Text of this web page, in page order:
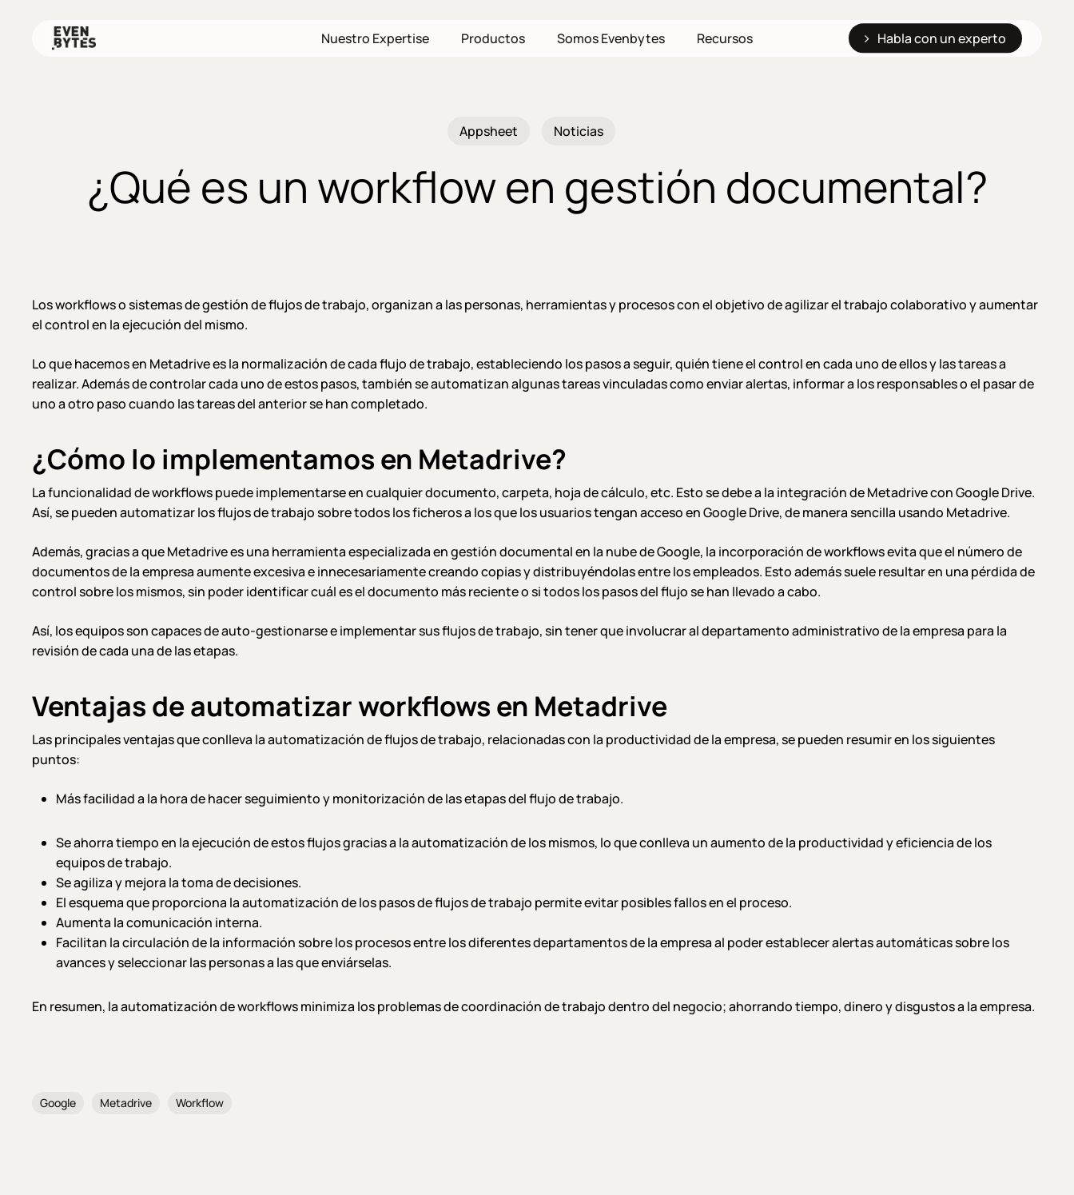
Nuestro Expertise Productos Somos Evenbytes Recursos Habla con un experto
Appsheet Noticias
¿Qué es un workflow en gestión documental?
Los workflows o sistemas de gestión de flujos de trabajo, organizan a las personas, herramientas y procesos con el objetivo de agilizar el trabajo colaborativo y aumentar
el control en la ejecución del mismo.
Lo que hacemos en Metadrive es la normalización de cada flujo de trabajo, estableciendo los pasos a seguir, quién tiene el control en cada uno de ellos y las tareas a
realizar. Además de controlar cada uno de estos pasos, también se automatizan algunas tareas vinculadas como enviar alertas, informar a los responsables o el pasar de
uno a otro paso cuando las tareas del anterior se han completado.
¿Cómo lo implementamos en Metadrive?
La funcionalidad de workflows puede implementarse en cualquier documento, carpeta, hoja de cálculo, etc. Esto se debe a la integración de Metadrive con Google Drive.
Así, se pueden automatizar los flujos de trabajo sobre todos los ficheros a los que los usuarios tengan acceso en Google Drive, de manera sencilla usando Metadrive.
Además, gracias a que Metadrive es una herramienta especializada en gestión documental en la nube de Google, la incorporación de workflows evita que el número de
documentos de la empresa aumente excesiva e innecesariamente creando copias y distribuyéndolas entre los empleados. Esto además suele resultar en una pérdida de
control sobre los mismos, sin poder identificar cuál es el documento más reciente o si todos los pasos del flujo se han llevado a cabo.
Así, los equipos son capaces de auto-gestionarse e implementar sus flujos de trabajo, sin tener que involucrar al departamento administrativo de la empresa para la
revisión de cada una de las etapas.
Ventajas de automatizar workflows en Metadrive
Las principales ventajas que conlleva la automatización de flujos de trabajo, relacionadas con la productividad de la empresa, se pueden resumir en los siguientes
puntos:
Más facilidad a la hora de hacer seguimiento y monitorización de las etapas del flujo de trabajo.
Se ahorra tiempo en la ejecución de estos flujos gracias a la automatización de los mismos, lo que conlleva un aumento de la productividad y eficiencia de los
equipos de trabajo.
Se agiliza y mejora la toma de decisiones.
El esquema que proporciona la automatización de los pasos de flujos de trabajo permite evitar posibles fallos en el proceso.
Aumenta la comunicación interna.
Facilitan la circulación de la información sobre los procesos entre los diferentes departamentos de la empresa al poder establecer alertas automáticas sobre los
avances y seleccionar las personas a las que enviárselas.
En resumen, la automatización de workflows minimiza los problemas de coordinación de trabajo dentro del negocio; ahorrando tiempo, dinero y disgustos a la empresa.
Google Metadrive Workflow